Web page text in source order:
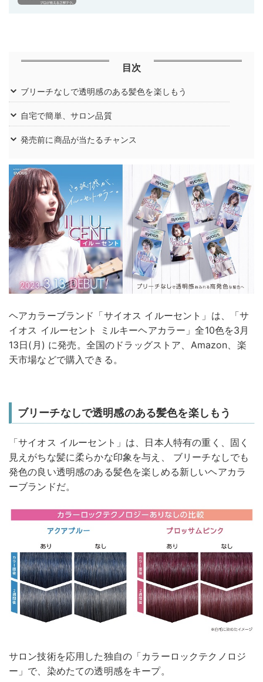
目次
ブリーチなしで透明感のある髪色を楽しもう
自宅で簡単、サロン品質
発売前に商品が当たるチャンス
ヘアカラーブランド「サイオス イルーセント」は、「サ
イオス イルーセント ミルキーヘアカラー」全10色を3月
13日(月) に発売。全国のドラッグストア、Amazon、楽
天市場などで購入できる。
ブリーチなしで透明感のある髪色を楽しもう
「サイオス イルーセント」は、日本人特有の重く、固く
見えがちな髪に柔らかな印象を与え、 ブリーチなしでも
発色の良い透明感のある髪色を楽しめる新しいヘアカラ
ーブランドだ。
サロン技術を応用した独自の「カラーロックテクノロジ
ー」で、染めたての透明感をキープ。